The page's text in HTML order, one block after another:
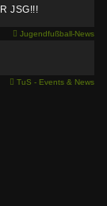
JSG!!!
Jugendfußball-News
TuS - Events & News